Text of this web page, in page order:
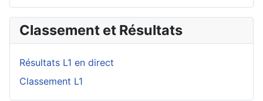
Classement et Résultats
Résultats L1 en direct
Classement L1